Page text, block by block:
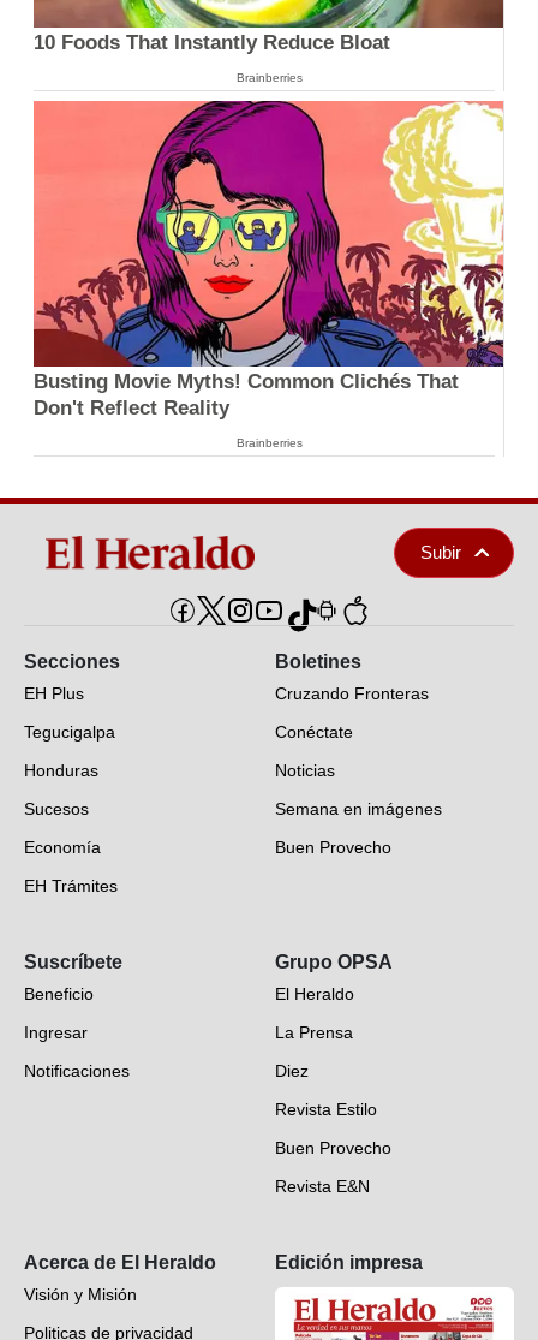
10 Foods That Instantly Reduce Bloat
Brainberries
Busting Movie Myths! Common Clichés That
Don't Reflect Reality
Brainberries
Subir
Secciones
EH Plus
Tegucigalpa
Honduras
Sucesos
Economía
EH Trámites
EH Verifica
Fotogalerías
Deportes
Videos
Boletines
Cruzando Fronteras
Conéctate
Noticias
Semana en imágenes
Buen Provecho
Suscríbete
Beneficio
Ingresar
Notificaciones
Grupo OPSA
El Heraldo
La Prensa
Diez
Revista Estilo
Buen Provecho
Revista E&N
Acerca de El Heraldo
Visión y Misión
Politicas de privacidad
Edición impresa